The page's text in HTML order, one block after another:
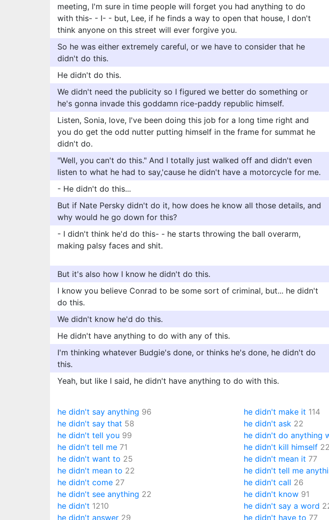
meeting, I'm sure in time people will forget you had anything to do
with this- - I- - but, Lee, if he finds a way to open that house, I don't
think anyone on this street will ever forgive you.
So he was either extremely careful, or we have to consider that he
didn't do this.
He didn't do this.
We didn't need the publicity so I figured we better do something or
he's gonna invade this goddamn rice-paddy republic himself.
Listen, Sonia, love, I've been doing this job for a long time right and
you do get the odd nutter putting himself in the frame for summat he
didn't do.
"Well, you can't do this." And I totally just walked off and didn't even
listen to what he had to say,'cause he didn't have a motorcycle for me.
- He didn't do this...
But if Nate Persky didn't do it, how does he know all those details, and
why would he go down for this?
- I didn't think he'd do this- - he starts throwing the ball overarm,
making palsy faces and shit.
But it's also how I know he didn't do this.
I know you believe Conrad to be some sort of criminal, but... he didn't
do this.
We didn't know he'd do this.
He didn't have anything to do with any of this.
I'm thinking whatever Budgie's done, or thinks he's done, he didn't do
this.
Yeah, but like I said, he didn't have anything to do with this.
he didn't say anything 96
he didn't say that 58
he didn't tell you 99
he didn't tell me 71
he didn't want to 25
he didn't mean to 22
he didn't come 27
he didn't see anything 22
he didn't 1210
he didn't answer 29
he didn't make it 114
he didn't ask 22
he didn't do anything
he didn't kill himself 22
he didn't mean it 77
he didn't tell me
he didn't call 26
he didn't know 91
he didn't say a word
he didn't have to 77